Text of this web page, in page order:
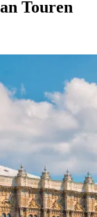
Touren